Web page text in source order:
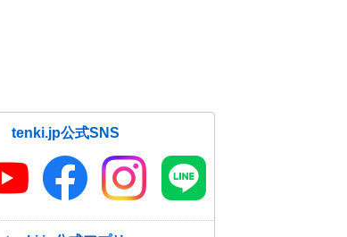
tenki.jp公式SNS